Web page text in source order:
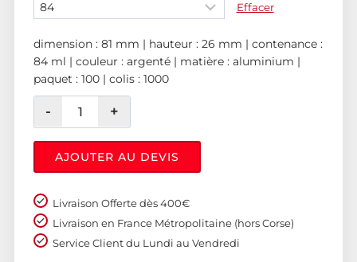
Effacer
dimension : 81 mm | hauteur : 26 mm | contenance :
84 ml | couleur : argenté | matière : aluminium |
paquet : 100 | colis : 1000
AJOUTER AU DEVIS
Livraison Offerte dès 400€
Livraison en France Métropolitaine (hors Corse)
Service Client du Lundi au Vendredi